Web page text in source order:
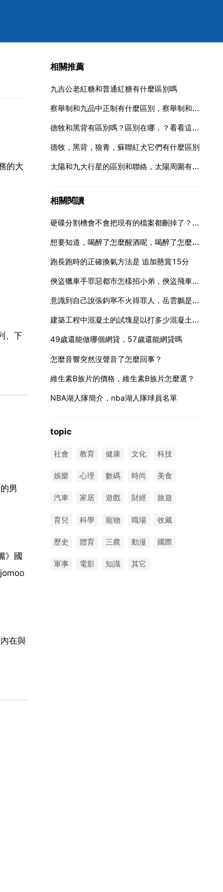
的大
、下
男
》國
在與
相關推薦
九吉公老紅糖和普通紅糖有什麼區別嗎
察舉制和九品中正制有什麼區別，察舉制和九品中正制的區別
德牧和黑背有區別嗎？區別在哪，？看看這是什麼狗
德牧，黑背，狼青，蘇聯紅犬它們有什麼區別
太陽和九大行星的區別和聯絡，太陽周圍有哪九大行星
相關閱讀
硬碟分割槽會不會把現有的檔案都刪掉了？怎樣在不影響現用的基礎上進行分割槽
想要知道，喝醉了怎麼醒酒呢，喝醉了怎麼醒酒？
跑長跑時的正確換氣方法是 追加懸賞15分
俠盜獵車手罪惡都市怎樣招小弟，俠盜飛車罪惡都市怎麼招小弟
意識到自己說張鈞寧不火得罪人，岳雲鵬是如何補救的
建築工程中混凝土的試塊是以打多少混凝土的量來分別劃分地
49歲還能做哪個網貸，57歲還能網貸嗎
怎麼音響突然沒聲音了怎麼回事？
維生素B族片的價格，維生素B族片怎麼選？
NBA湖人隊簡介，nba湖人隊球員名單
topic
社會 教育 健康 文化 科技
娛樂 心理 數碼 時尚 美食
汽車 家居 遊戲 財經 旅遊
育兒 科學 寵物 職場 收藏
歷史 體育 三農 動漫 國際
軍事 電影 知識 其它